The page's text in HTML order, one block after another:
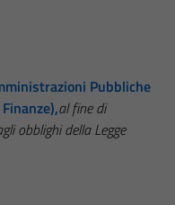
Pubbliche
al fine di
obblighi della Legge